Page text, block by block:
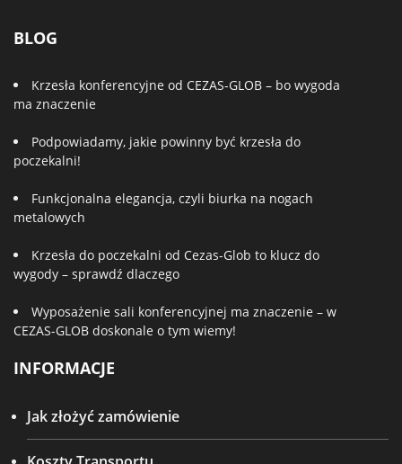
BLOG
Krzesła konferencyjne od CEZAS-GLOB – bo wygoda
ma znaczenie
Podpowiadamy, jakie powinny być krzesła do
poczekalni!
Funkcjonalna elegancja, czyli biurka na nogach
metalowych
Krzesła do poczekalni od Cezas-Glob to klucz do
wygody – sprawdź dlaczego
Wyposażenie sali konferencyjnej ma znaczenie – w
CEZAS-GLOB doskonale o tym wiemy!
INFORMACJE
Jak złożyć zamówienie